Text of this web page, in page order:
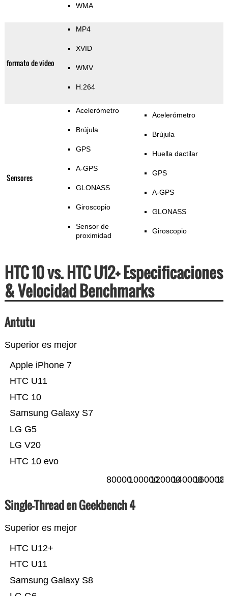
WMA
formato de video
MP4
XVID
WMV
H.264
Sensores
Acelerómetro
Brújula
GPS
A-GPS
GLONASS
Giroscopio
Sensor de
proximidad
Acelerómetro
Brújula
Huella dactilar
GPS
A-GPS
GLONASS
Giroscopio
HTC 10 vs. HTC U12+ Especificaciones
& Velocidad Benchmarks
Antutu
Superior es mejor
HTC 10 evo
LG V20
LG G5
Samsung Galaxy S7
HTC 10
HTC U11
Apple iPhone 7
80000100000120000140000160000
Single-Thread en Geekbench 4
Superior es mejor
Samsung Galaxy S8
HTC U11
HTC U12+